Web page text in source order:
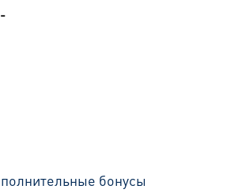
бонусы